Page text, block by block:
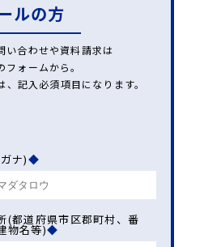
ルの方
い合わせや資料請求は
フォームから。
記入必須項目になります。
ナ)◆
(都道府県市区郡町村、番
物名等)◆